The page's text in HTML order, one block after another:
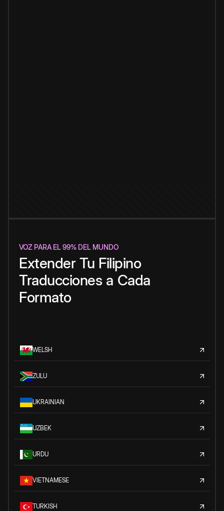
VOZ PARA EL 99% DEL MUNDO
Extender Tu Filipino
Traducciones a Cada
Formato
WELSH
ZULU
UKRAINIAN
UZBEK
URDU
VIETNAMESE
TURKISH